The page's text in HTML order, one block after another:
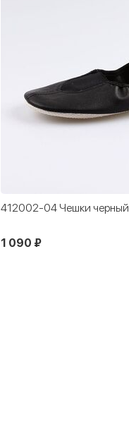
412002-04 Чешки черный
1 090 ₽